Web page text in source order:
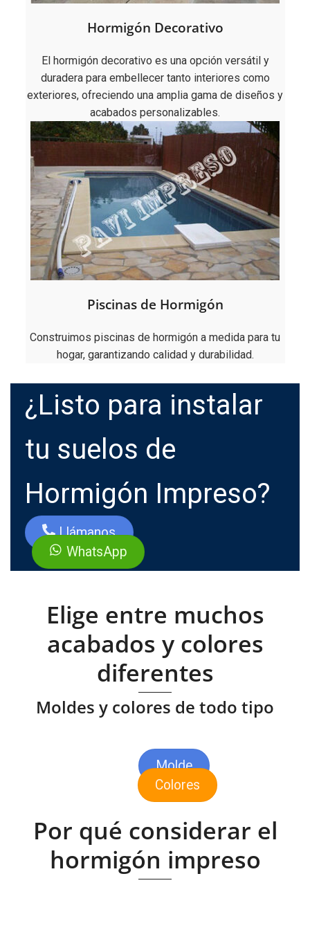
Hormigón Decorativo
El hormigón decorativo es una opción versátil y
duradera para embellecer tanto interiores como
exteriores, ofreciendo una amplia gama de diseños y
acabados personalizables.
Piscinas de Hormigón
Construimos piscinas de hormigón a medida para tu
hogar, garantizando calidad y durabilidad.
¿Listo para instalar
tu suelos de
Hormigón Impreso?
Llámanos
WhatsApp
Elige entre muchos
acabados y colores
diferentes
Moldes y colores de todo tipo
Molde
Colores
Por qué considerar el
hormigón impreso